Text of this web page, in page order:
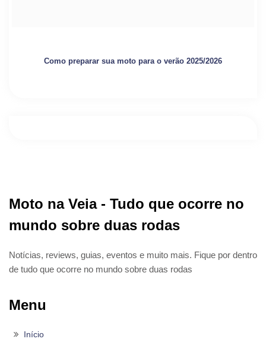
Como preparar sua moto para o verão 2025/2026
Moto na Veia - Tudo que ocorre no
mundo sobre duas rodas
Notícias, reviews, guias, eventos e muito mais. Fique por dentro
de tudo que ocorre no mundo sobre duas rodas
Menu
Início